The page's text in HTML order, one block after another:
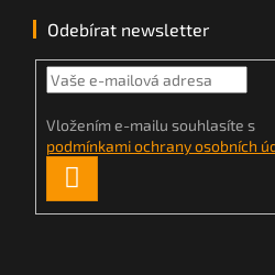
Odebírat newsletter
Vložením e-mailu souhlasíte s
podmínkami ochrany osobních
SE